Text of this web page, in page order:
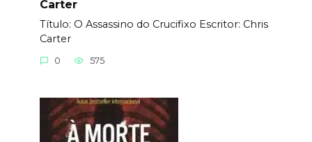
Carter
Título: O Assassino do Crucifixo Еscritor: Chris
Carter
0 575